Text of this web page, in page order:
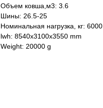
Объем ковша,м3: 3.6
Шины: 26.5-25
Номинальная нагрузка, кг: 6000
lwh: 8540x3100x3550 mm
Weight: 20000 g